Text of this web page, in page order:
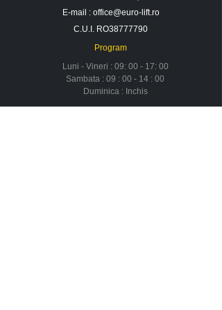
E-mail : office@euro-lift.ro
C.U.I. RO38777790
Program
Luni - Vineri : 09: 00 - 17: 00
Sambata : 09 : 00 - 14 : 00
Duminica : Inchis